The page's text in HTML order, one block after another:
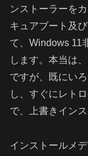
ンストーラーを
キュアブート及
て、Windows 11
します。本当は
ですが、既にい
し、すぐにレト
で、上書きイン
インストールメ